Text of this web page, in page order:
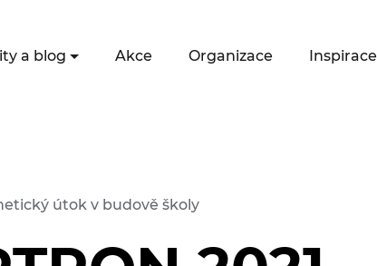
a blog Akce Organizace Inspirace
útok v budově školy